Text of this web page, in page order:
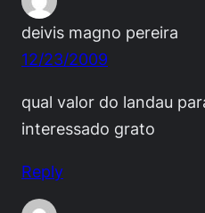
deivis magno pereira
12/23/2009
qual valor do landau
interessado grato
Reply